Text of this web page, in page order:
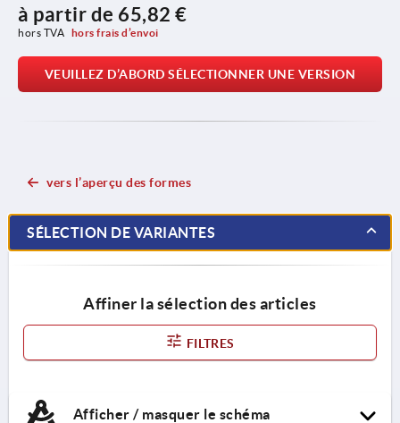
à partir de 65,82 €
hors TVA hors frais d’envoi
VEUILLEZ D’ABORD SÉLECTIONNER UNE VERSION
vers l’aperçu des formes
SÉLECTION DE VARIANTES
Affiner la sélection des articles
FILTRES
Afficher / masquer le schéma